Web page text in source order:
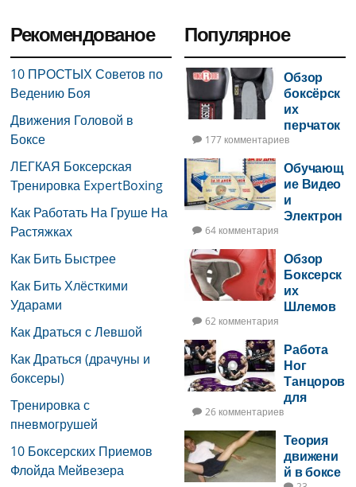
Рекомендованое
10 ПРОСТЫХ Советов по
Ведению Боя
Движения Головой в
Боксе
ЛЕГКАЯ Боксерская
Тренировка ExpertBoxing
Как Работать На Груше На
Растяжках
Как Бить Быстрее
Как Бить Хлёсткими
Ударами
Как Драться с Левшой
Как Драться (драчуны и
боксеры)
Тренировка с
пневмогрушей
10 Боксерских Приемов
Флойда Мейвезера
Популярное
Обзор
боксёрск
их
перчаток
177 комментариев
Обучающ
ие Видео
и
Электрон
64 комментария
Обзор
Боксерск
их
Шлемов
62 комментария
Работа
Ног
Танцоров
для
26 комментариев
Теория
движени
й в боксе